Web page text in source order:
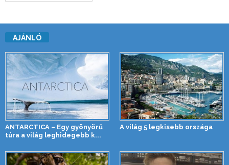
AJÁNLÓ
ANTARCTICA – Egy gyönyörű
túra a világ leghidegebb k...
A világ 5 legkisebb országa